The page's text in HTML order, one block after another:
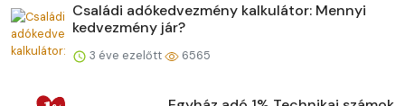
Családi adókedvezmény kalkulátor: Mennyi
kedvezmény jár?
3 éve ezelőtt 6565